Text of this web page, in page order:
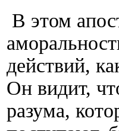
В этом
действий,
Он видит,
разума,